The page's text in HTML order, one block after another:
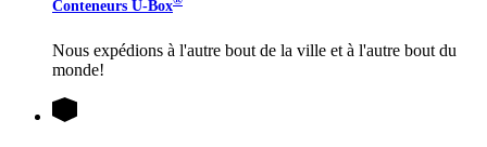
Conteneurs U-Box
Nous expédions à l'autre bout de la ville et à l'autre bout du
monde!